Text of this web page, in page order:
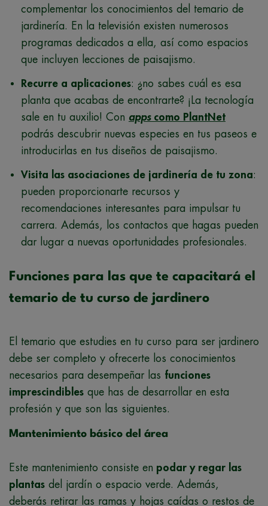
complementar los conocimientos del temario de
jardinería. En la televisión existen numerosos
programas dedicados a ella, así como espacios
que incluyen lecciones de paisajismo.
Recurre a aplicaciones: ¿no sabes cuál es esa
planta que acabas de encontrarte? ¡La tecnología
sale en tu auxilio! Con appscomo PlantNet
podrás descubrir nuevas especies en tus paseos e
introducirlas en tus diseños de paisajismo.
Visita las asociaciones de jardinería de tu zona:
pueden proporcionarte recursos y
recomendaciones interesantes para impulsar tu
carrera. Además, los contactos que hagas pueden
dar lugar a nuevas oportunidades profesionales.
Funciones para las que te capacitará el
temario de tu curso de jardinero
El temario que estudies en tu curso para ser jardinero
debe ser completo y ofrecerte los conocimientos
necesarios para desempeñar las funciones
imprescindibles que has de desarrollar en esta
profesión y que son las siguientes.
Mantenimiento básico del área
Este mantenimiento consiste en podar y regar las
plantas del jardín o espacio verde. Además,
deberás retirar las ramas y hojas caídas o restos de